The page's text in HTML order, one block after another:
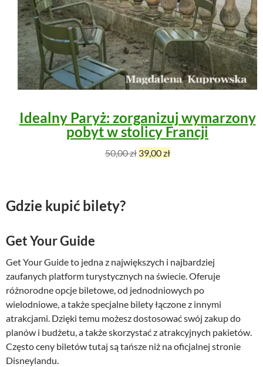
:
3
9
,
0
0
ł
.
,
0
0
z
ł
.
Idealny Paryż: zorganizuj wymarzony
pobyt w stolicy Francji
50,00zł P
a
c
e
n
a
w
y
39,00złA
c
e
n
a
w
y
n
Gdzie kupić bilety?
Get Your Guide
Get Your Guide to jedna z największych i najbardziej
zaufanych platform turystycznych na świecie. Oferuje
różnorodne opcje biletowe, od jednodniowych po
wielodniowe, a także specjalne bilety łączone z innymi
atrakcjami. Dzięki temu możesz dostosować swój zakup do
planów i budżetu, a także skorzystać z atrakcyjnych pakietów.
Często ceny biletów tutaj są tańsze niż na oficjalnej stronie
Disneylandu.